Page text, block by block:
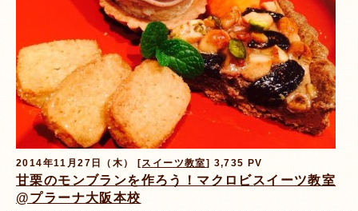
2014年11月27日（木） [スイーツ教室] 3,735 PV
甘栗のモンブランを作ろう！マクロビスイーツ教室
@プラーナ大阪本校